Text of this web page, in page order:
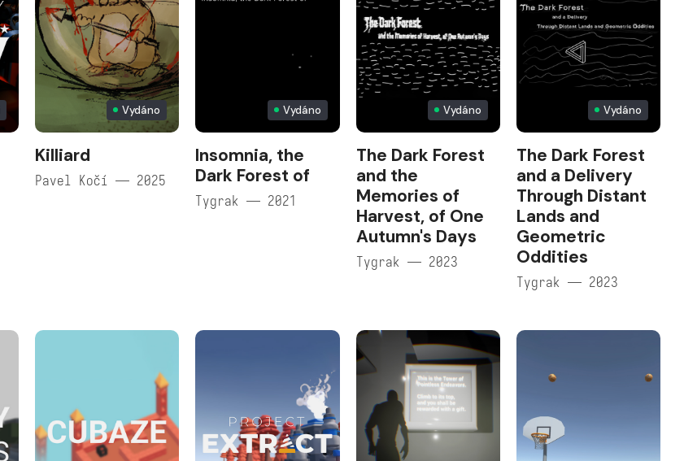
Vydáno
Killiard
Pavel Kočí — 2025
Vydáno
Insomnia, the
Dark Forest of
Tygrak — 2021
Vydáno
The Dark Forest
and the
Memories of
Harvest, of One
Autumn's Days
Tygrak — 2023
Vydáno
The Dark Forest
and a Delivery
Through Distant
Lands and
Geometric
Oddities
Tygrak — 2023